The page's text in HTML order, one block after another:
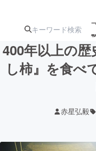
注目
400年以上の
し柿』を食べ
赤星弘毅